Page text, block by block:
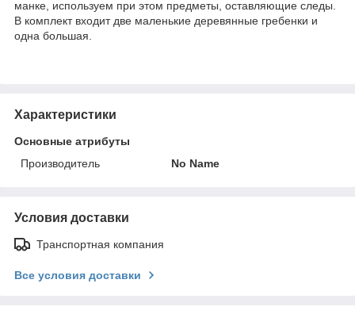
манке, используем при этом предметы, оставляющие следы.
В комплект входит две маленькие деревянные гребенки и
одна большая.
Характеристики
Основные атрибуты
Производитель
No Name
Условия доставки
Транспортная компания
Все условия доставки